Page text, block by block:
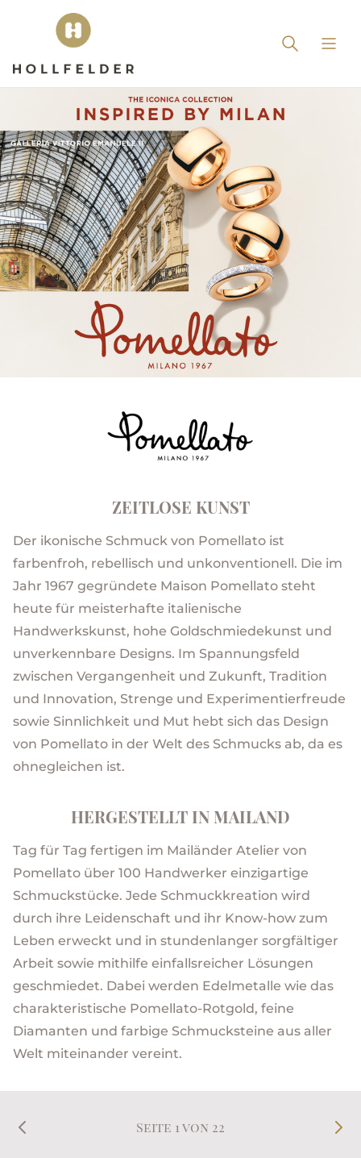
ZEITLOSE KUNST
Der ikonische Schmuck von Pomellato ist
farbenfroh, rebellisch und unkonventionell. Die im
Jahr 1967 gegründete Maison Pomellato steht
heute für meisterhafte italienische
Handwerkskunst, hohe Goldschmiedekunst und
unverkennbare Designs. Im Spannungsfeld
zwischen Vergangenheit und Zukunft, Tradition
und Innovation, Strenge und Experimentierfreude
sowie Sinnlichkeit und Mut hebt sich das Design
von Pomellato in der Welt des Schmucks ab, da es
ohnegleichen ist.
HERGESTELLT IN MAILAND
Tag für Tag fertigen im Mailänder Atelier von
Pomellato über 100 Handwerker einzigartige
Schmuckstücke. Jede Schmuckkreation wird
durch ihre Leidenschaft und ihr Know-how zum
Leben erweckt und in stundenlanger sorgfältiger
Arbeit sowie mithilfe einfallsreicher Lösungen
geschmiedet. Dabei werden Edelmetalle wie das
charakteristische Pomellato-Rotgold, feine
Diamanten und farbige Schmucksteine aus aller
Welt miteinander vereint.
Seite 1 von 22